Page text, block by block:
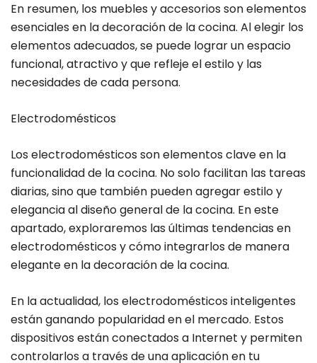
En resumen, los muebles y accesorios son elementos
esenciales en la decoración de la cocina. Al elegir los
elementos adecuados, se puede lograr un espacio
funcional, atractivo y que refleje el estilo y las
necesidades de cada persona.
Electrodomésticos
Los electrodomésticos son elementos clave en la
funcionalidad de la cocina. No solo facilitan las tareas
diarias, sino que también pueden agregar estilo y
elegancia al diseño general de la cocina. En este
apartado, exploraremos las últimas tendencias en
electrodomésticos y cómo integrarlos de manera
elegante en la decoración de la cocina.
En la actualidad, los electrodomésticos inteligentes
están ganando popularidad en el mercado. Estos
dispositivos están conectados a Internet y permiten
controlarlos a través de una aplicación en tu